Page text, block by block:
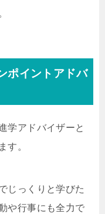
ポイントアドバ
学アドバイザーと
す。
じっくりと学びた
や行事にも全力で